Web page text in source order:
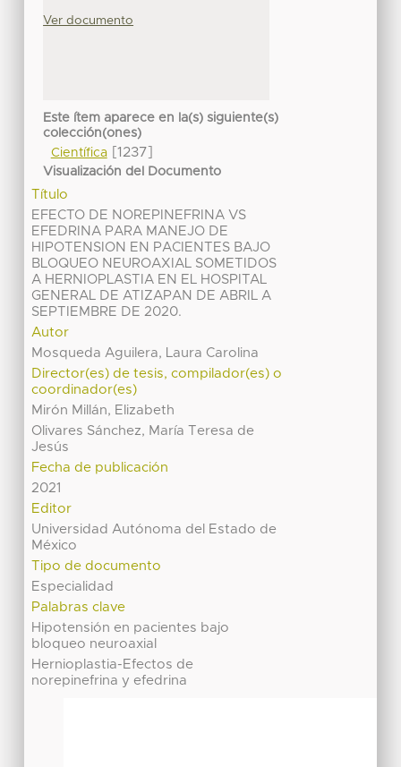
Ver documento
Este ítem aparece en la(s) siguiente(s)
colección(ones)
Científica[1237]
Visualización del Documento
Título
EFECTO DE NOREPINEFRINA VS
EFEDRINA PARA MANEJO DE
HIPOTENSION EN PACIENTES BAJO
BLOQUEO NEUROAXIAL SOMETIDOS
A HERNIOPLASTIA EN EL HOSPITAL
GENERAL DE ATIZAPAN DE ABRIL A
SEPTIEMBRE DE 2020.
Autor
Mosqueda Aguilera, Laura Carolina
Director(es) de tesis, compilador(es) o
coordinador(es)
Mirón Millán, Elizabeth
Olivares Sánchez, María Teresa de
Jesús
Fecha de publicación
2021
Editor
Universidad Autónoma del Estado de
México
Tipo de documento
Especialidad
Palabras clave
Hipotensión en pacientes bajo
bloqueo neuroaxial
Hernioplastia-Efectos de
norepinefrina y efedrina